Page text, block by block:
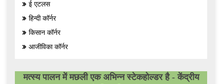
ई एटलस
हिन्दी कॉर्नर
किसान कॉर्नर
आजीविका कॉर्नर
मत्स्य पालन में मछली एक अभिन्न स्टेकहोल्डर है - केंद्रीय